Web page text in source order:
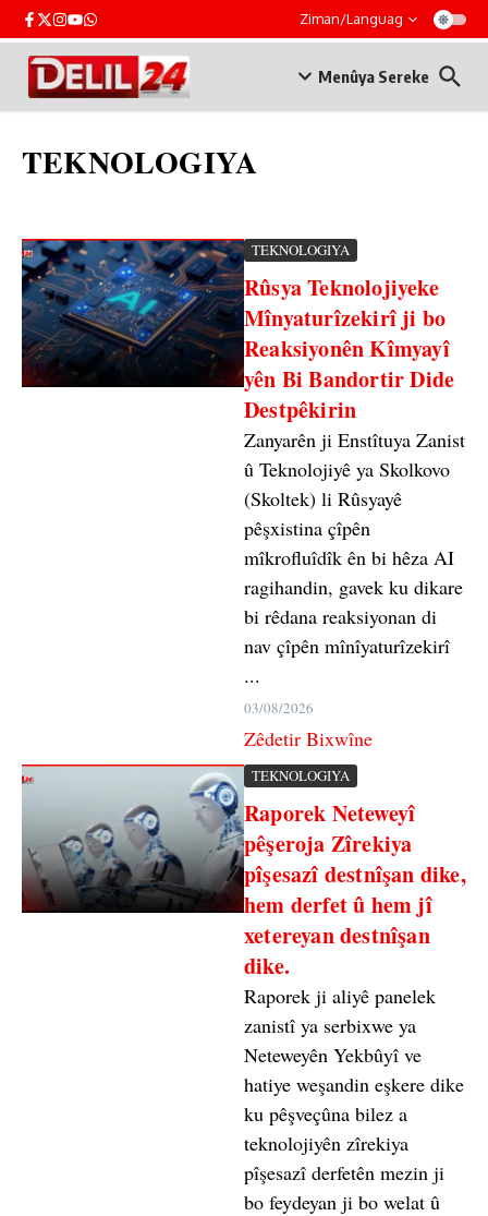
Skip to content Ziman/Languag
Menûya Sereke
TEKNOLOGIYA
TEKNOLOGIYA
Rûsya Teknolojiyeke
Mînyaturîzekirî ji bo
Reaksiyonên Kîmyayî
yên Bi Bandortir Dide
Destpêkirin
Zanyarên ji Enstîtuya Zanist
û Teknolojiyê ya Skolkovo
(Skoltek) li Rûsyayê
pêşxistina çîpên
mîkrofluîdîk ên bi hêza AI
ragihandin, gavek ku dikare
bi rêdana reaksiyonan di
nav çîpên mînîyaturîzekirî
...
03/08/2026
Zêdetir Bixwîne
TEKNOLOGIYA
Raporek Neteweyî
pêşeroja Zîrekiya
pîşesazî destnîşan dike,
hem derfet û hem jî
xetereyan destnîşan
dike.
Raporek ji aliyê panelek
zanistî ya serbixwe ya
Neteweyên Yekbûyî ve
hatiye weşandin eşkere dike
ku pêşveçûna bilez a
teknolojiyên zîrekiya
pîşesazî derfetên mezin ji
bo feydeyan ji bo welat û